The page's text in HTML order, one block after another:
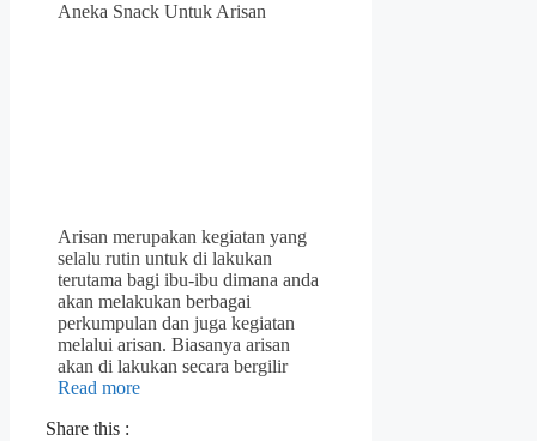
Aneka Snack Untuk Arisan
Arisan merupakan kegiatan yang
selalu rutin untuk di lakukan
terutama bagi ibu-ibu dimana anda
akan melakukan berbagai
perkumpulan dan juga kegiatan
melalui arisan. Biasanya arisan
akan di lakukan secara bergilir
Read more
Share this :